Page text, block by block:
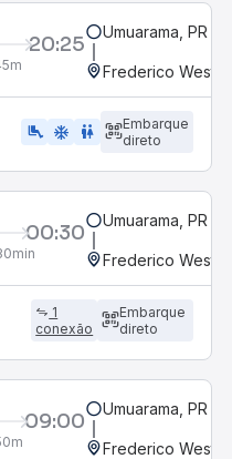
20:25 Umuarama, PR
Frederico
airline_seat_legroom_extra ac_unit WC
Embarque
direto
00:30 Umuarama, PR
Frederico
1
conexão
Embarque
direto
09:00 Umuarama, PR
Frederico